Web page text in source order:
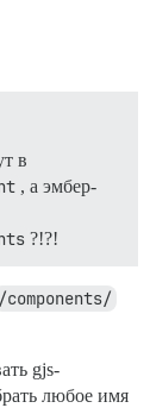
в
, а эмбер-
?!?!
/components/
gjs-
любое имя